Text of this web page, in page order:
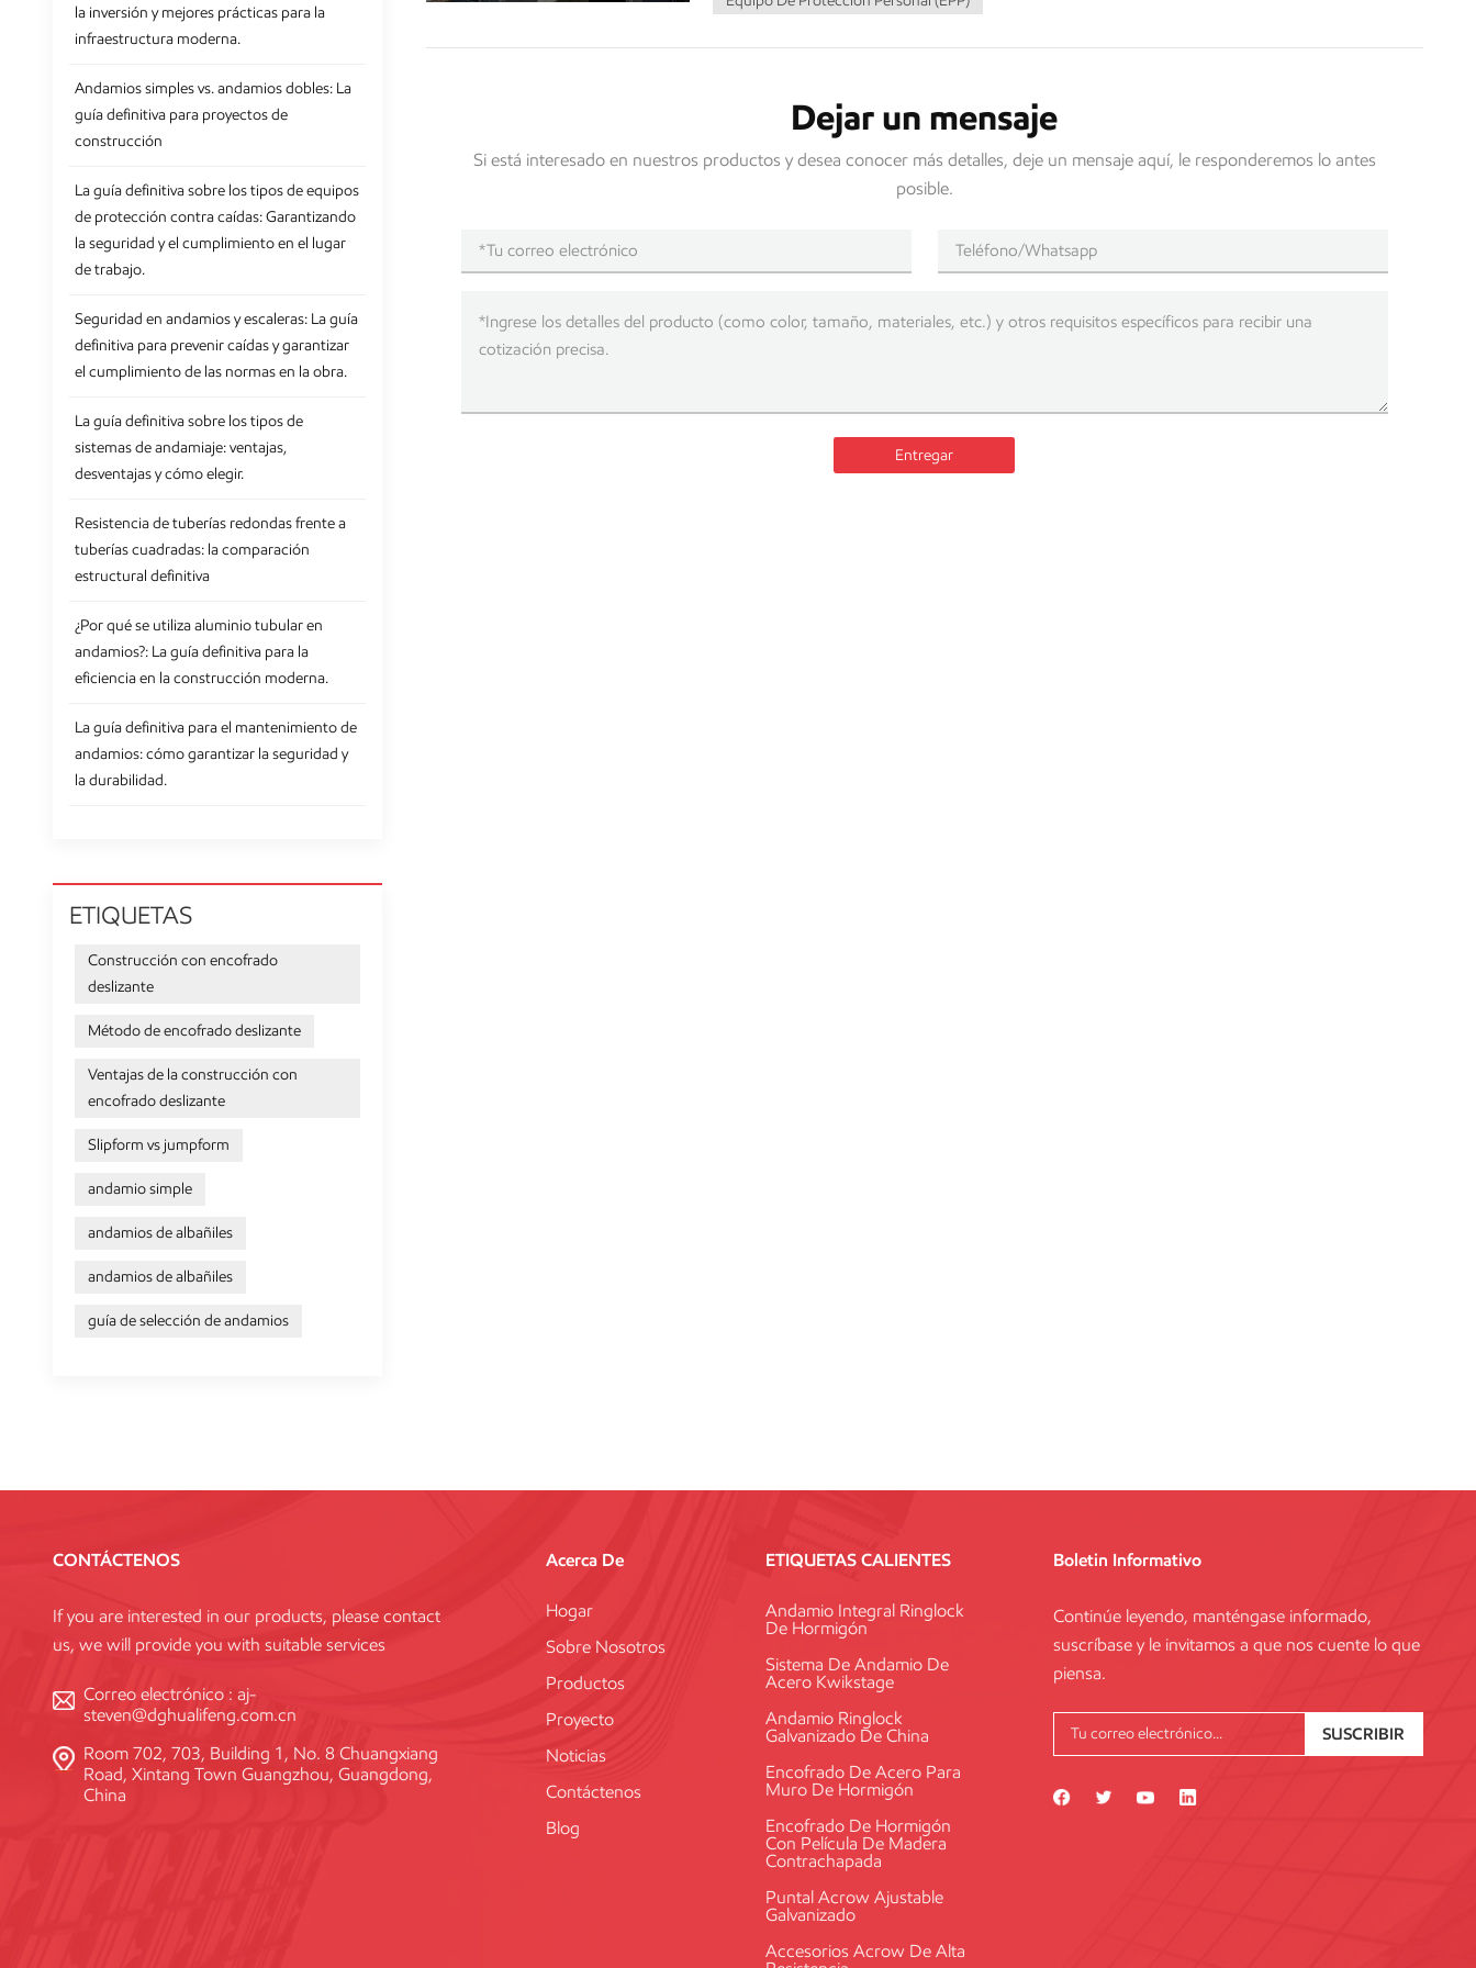
Dejar un mensaje
Si está interesado en nuestros productos y desea conocer más detalles, deje un mensaje aquí, le responderemos lo antes
posible.
Entregar
la inversión y mejores prácticas para la
infraestructura moderna.
Andamios simples vs. andamios dobles: La
guía definitiva para proyectos de
construcción
La guía definitiva sobre los tipos de equipos
de protección contra caídas: Garantizando
la seguridad y el cumplimiento en el lugar
de trabajo.
Seguridad en andamios y escaleras: La guía
definitiva para prevenir caídas y garantizar
el cumplimiento de las normas en la obra.
La guía definitiva sobre los tipos de
sistemas de andamiaje: ventajas,
desventajas y cómo elegir.
Resistencia de tuberías redondas frente a
tuberías cuadradas: la comparación
estructural definitiva
¿Por qué se utiliza aluminio tubular en
andamios?: La guía definitiva para la
eficiencia en la construcción moderna.
La guía definitiva para el mantenimiento de
andamios: cómo garantizar la seguridad y
la durabilidad.
ETIQUETAS
Construcción con encofrado
deslizante
Método de encofrado deslizante
Ventajas de la construcción con
encofrado deslizante
Slipform vs jumpform
andamio simple
andamios de albañiles
andamios de albañiles
guía de selección de andamios
CONTÁCTENOS
If you are interested in our products, please contact
us, we will provide you with suitable services
Correo electrónico : aj-
steven@dghualifeng.com.cn
Room 702, 703, Building 1, No. 8 Chuangxiang
Road, Xintang Town Guangzhou, Guangdong,
China
Acerca De
Hogar
Sobre Nosotros
Productos
Proyecto
Noticias
Contáctenos
Blog
ETIQUETAS CALIENTES
Andamio Integral Ringlock
De Hormigón
Sistema De Andamio De
Acero Kwikstage
Andamio Ringlock
Galvanizado De China
Encofrado De Acero Para
Muro De Hormigón
Encofrado De Hormigón
Con Película De Madera
Contrachapada
Puntal Acrow Ajustable
Galvanizado
Accesorios Acrow De Alta
Boletin Informativo
Continúe leyendo, manténgase informado,
suscríbase y le invitamos a que nos cuente lo que
piensa.
SUSCRIBIR